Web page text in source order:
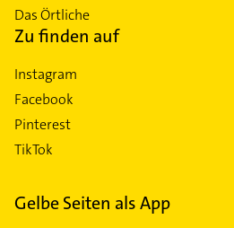
Das Örtliche
Zu finden auf
Instagram
Facebook
Pinterest
TikTok
Gelbe Seiten als App